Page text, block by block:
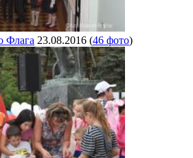
Флага 23.08.2016 (46 фото)